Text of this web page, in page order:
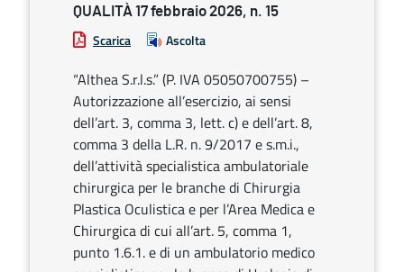
QUALITÀ 17 febbraio 2026, n. 15
Scarica Ascolta
“Althea S.r.l.s.” (P. IVA 05050700755) –
Autorizzazione all’esercizio, ai sensi
dell’art. 3, comma 3, lett. c) e dell’art. 8,
comma 3 della L.R. n. 9/2017 e s.m.i.,
dell’attività specialistica ambulatoriale
chirurgica per le branche di Chirurgia
Plastica Oculistica e per l’Area Medica e
Chirurgica di cui all’art. 5, comma 1,
punto 1.6.1. e di un ambulatorio medico